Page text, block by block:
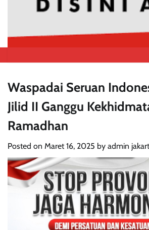
Waspadai Seruan
Jilid II Ganggu
Ramadhan
Posted on Maret 16, 2025 by admin